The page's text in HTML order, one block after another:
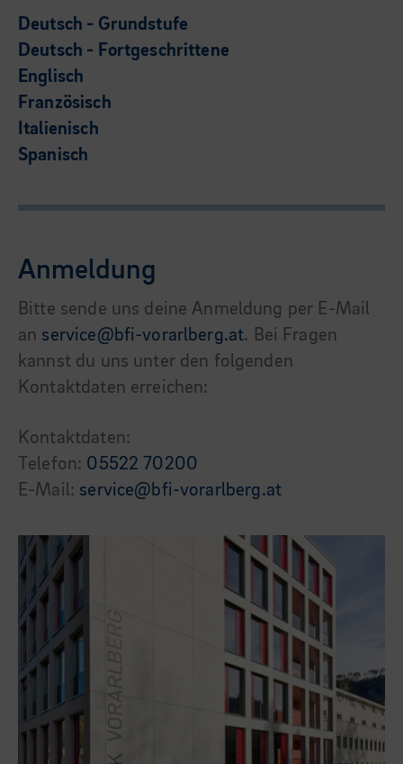
Deutsch - Grundstufe
Deutsch - Fortgeschrittene
Englisch
Französisch
Italienisch
Spanisch
Anmeldung
Bitte sende uns deine Anmeldung per E-Mail
an service@bfi-vorarlberg.at. Bei Fragen
kannst du uns unter den folgenden
Kontaktdaten erreichen:
Kontaktdaten:
Telefon: 05522 70200
E-Mail: service@bfi-vorarlberg.at